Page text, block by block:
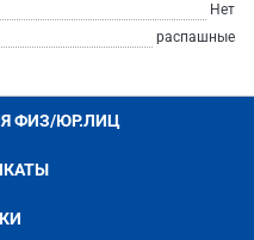
Нет
распашные
ФИЗ/ЮР.ЛИЦ